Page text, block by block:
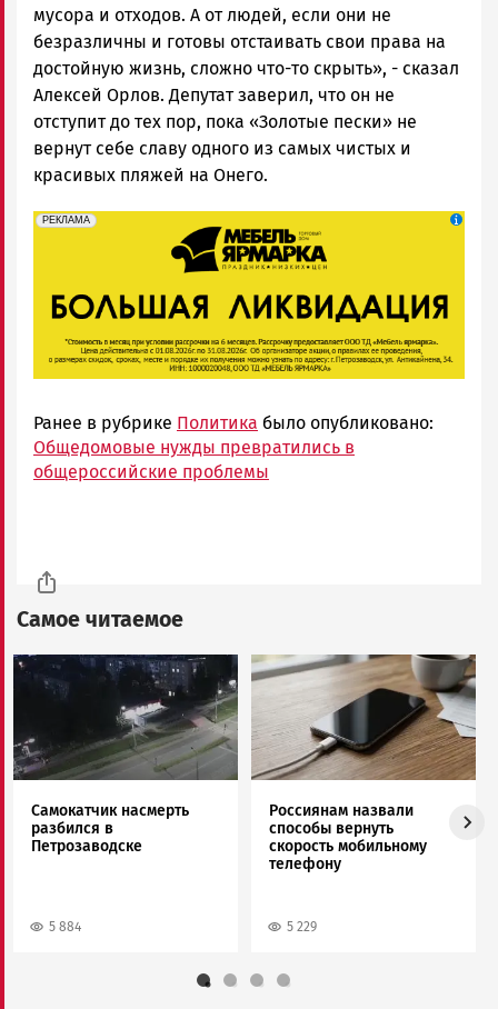
мусора и отходов. А от людей, если они не
безразличны и готовы отстаивать свои права на
достойную жизнь, сложно что-то скрыть», - сказал
Алексей Орлов. Депутат заверил, что он не
отступит до тех пор, пока «Золотые пески» не
вернут себе славу одного из самых чистых и
красивых пляжей на Онего.
erid: 2SDnjeFymr3
РЕКЛАМА
Реклама
Ранее в рубрике Политика было опубликовано:
Общедомовые нужды превратились в
общероссийские проблемы
Самое читаемое
Image
Самокатчик насмерть
разбился в
Петрозаводске
5 884
Image
Россиянам назвали
способы вернуть
скорость мобильному
телефону
5 229